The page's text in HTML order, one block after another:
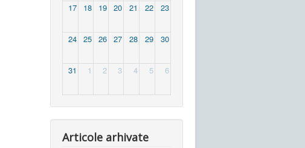
17 18 19 20 21 22 23
24 25 26 27 28 29 30
31 1 2 3 4 5 6
Articole arhivate